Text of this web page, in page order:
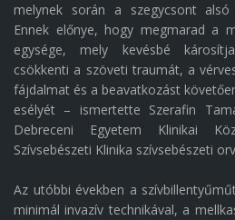
melynek során a szegycsont
Ennek előnye, hogy megmarad a
egysége, mely kevésbé
csökkenti a szöveti traumát, a
fájdalmat és a beavatkozást
esélyét – ismertette Szerafin
Debreceni Egyetem Klinikai
Szívsebészeti Klinika szívsebészeti
Az utóbbi években a
minimál invazív technikával, a